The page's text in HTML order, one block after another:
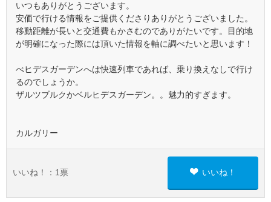
いつもありがとうございます。
安価で行ける情報をご提供くださりありがとうございました。
移動距離が長いと交通費もかさむのでありがたいです。目的地
が明確になった際には頂いた情報を軸に調べたいと思います！
べヒデスガーデンへは快速列車であれば、乗り換えなしで行け
るのでしょうか。
ザルツブルクかベルヒデスガーデン。。魅力的すぎます。
カルガリー
いいね！： 1 票 いいね！